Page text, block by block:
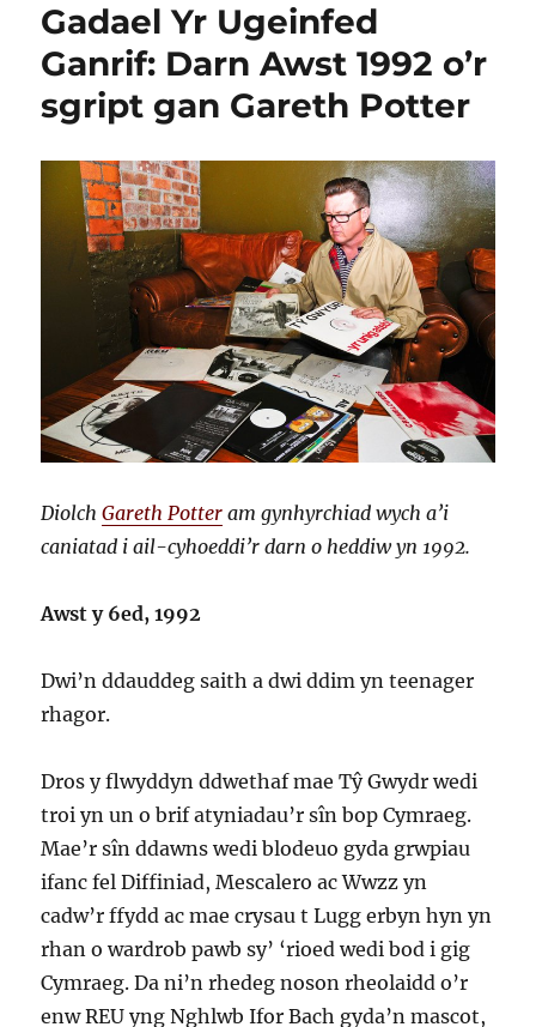
Gadael Yr Ugeinfed
Ganrif: Darn Awst 1992 o’r
sgript gan Gareth Potter
DiolchGareth Potter am gynhyrchiad wych a’i
caniatad i ail-cyhoeddi’r darn o heddiw yn 1992.
Awst y 6ed, 1992
Dwi’n ddauddeg saith a dwi ddim yn teenager
rhagor.
Dros y flwyddyn ddwethaf mae Tŷ Gwydr wedi
troi yn un o brif atyniadau’r sîn bop Cymraeg.
Mae’r sîn ddawns wedi blodeuo gyda grwpiau
ifanc fel Diffiniad, Mescalero ac Wwzz yn
cadw’r ffydd ac mae crysau t Lugg erbyn hyn yn
rhan o wardrob pawb sy’ ‘rioed wedi bod i gig
Cymraeg. Da ni’n rhedeg noson rheolaidd o’r
enw REU yng Nghlwb Ifor Bach gyda’n mascot,